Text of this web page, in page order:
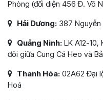
Phòng (đối diện 456 Đ. Võ
Hải Dương: 387 Nguyễn
Quảng Ninh: LK A12-
đôi giữa Cung Cá Heo và
Thanh Hóa: 02A62 Đại
Hoá